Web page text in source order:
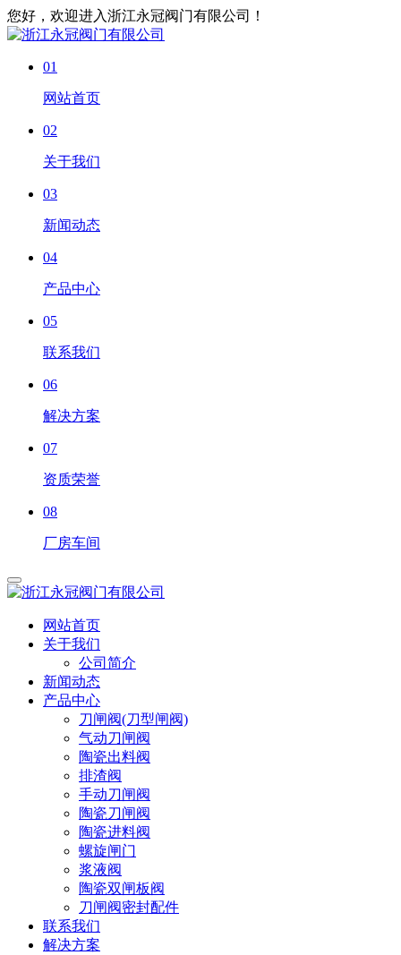
您好，欢迎进入浙江永冠阀门有限公司！
01
网站首页
02
关于我们
03
新闻动态
04
产品中心
05
联系我们
06
解决方案
07
资质荣誉
08
厂房车间
网站首页
关于我们
公司简介
新闻动态
产品中心
刀闸阀(刀型闸阀)
气动刀闸阀
陶瓷出料阀
排渣阀
手动刀闸阀
陶瓷刀闸阀
陶瓷进料阀
螺旋闸门
浆液阀
陶瓷双闸板阀
刀闸阀密封配件
联系我们
解决方案